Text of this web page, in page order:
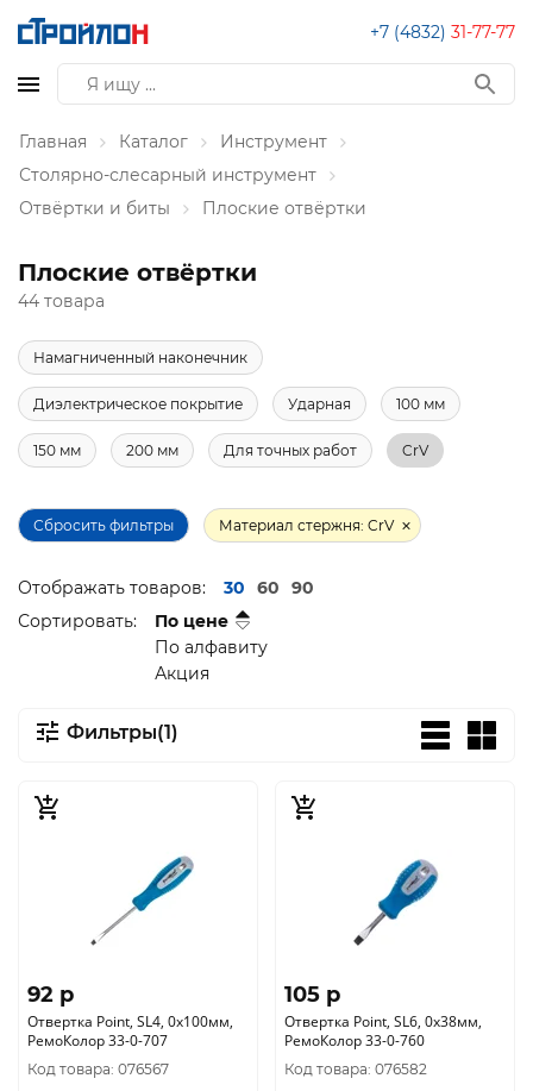
+7 (4832) 31-77-77
Главная Каталог
Инструмент
Столярно-слесарный инструмент
Отвёртки и биты
Плоские отвёртки
Плоские отвёртки
44 товара
Намагниченный наконечник
Диэлектрическое покрытие Ударная 100 мм
150 мм 200 мм Для точных работ CrV
Сбросить фильтры Материал стержня: CrV
Отображать товаров: 30 60
90
Сортировать:
По цене
По алфавиту
Акция
Фильтры(1)
92 p
Отвертка Point, SL4, 0х100мм,
РемоКолор 33-0-707
Код товара: 076567
105 p
Отвертка Point, SL6, 0x38мм,
РемоКолор 33-0-760
Код товара: 076582